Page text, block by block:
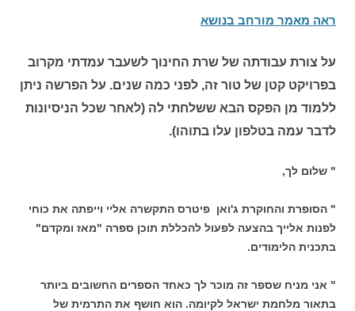
ראה מאמר מורחב בנושא
על צורת עבודתה של שרת החינוך לשעבר עמדתי מקרוב
בפרויקט קטן של טור זה, לפני כמה שנים. על הפרשה ניתן
ללמוד מן הפקס הבא ששלחתי לה (לאחר שכל הניסיונות
לדבר עמה בטלפון עלו בתוהו).
" שלום לך,
" הסופרת והחוקרת ג'ואן פיטרס התקשרה אליי וייפתה את כוחי
לפנות אלייך בהצעה לפעול להכללת תוכן ספרה "מאז ומקדם"
בתכנית הלימודים.
" אני מניח שספר זה מוכר לך כאחד הספרים החשובים ביותר
בתאור מלחמת ישראל לקיומה. הוא חושף את התרמית של